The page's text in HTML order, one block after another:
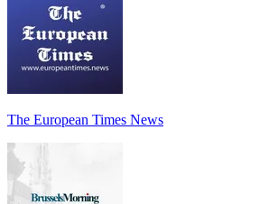
The European Times News